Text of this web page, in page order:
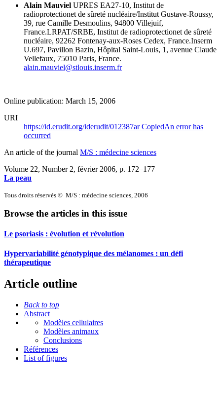
Alain Mauviel UPRES EA27-10, Institut de
radioprotectionet de sûreté nucléaire/Institut Gustave-Roussy,
39, rue Camille Desmoulins, 94800 Villejuif,
France.LRPAT/SRBE, Institut de radioprotectionet de sûreté
nucléaire, 92262 Fontenay-aux-Roses Cedex, France.Inserm
U.697, Pavillon Bazin, Hôpital Saint-Louis, 1, avenue Claude
Vellefaux, 75010 Paris, France.
alain.mauviel@stlouis.inserm.fr
Online publication: March 15, 2006
URI
https://id.erudit.org/iderudit/012387arCopiedAn error has
occurred
An article of the journal M/S : médecine sciences
Volume 22, Number 2, février 2006, p. 172–177
La peau
Tous droits réservés © M/S : médecine sciences, 2006
Browse the articles in this issue
Le psoriasis : évolution et révolution
Hypervariabilité génotypique des mélanomes : un défi
thérapeutique
Article outline
Back to top
Abstract
Modèles cellulaires
Modèles animaux
Conclusions
Références
List of figures